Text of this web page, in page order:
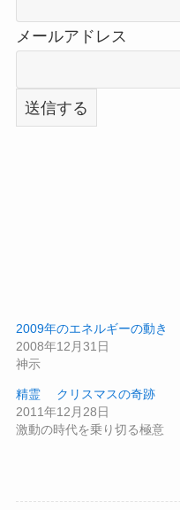
メールアドレス
2009年のエネルギーの動き
2008年12月31日
神示
精霊 クリスマスの奇跡
2011年12月28日
激動の時代を乗り切る極意